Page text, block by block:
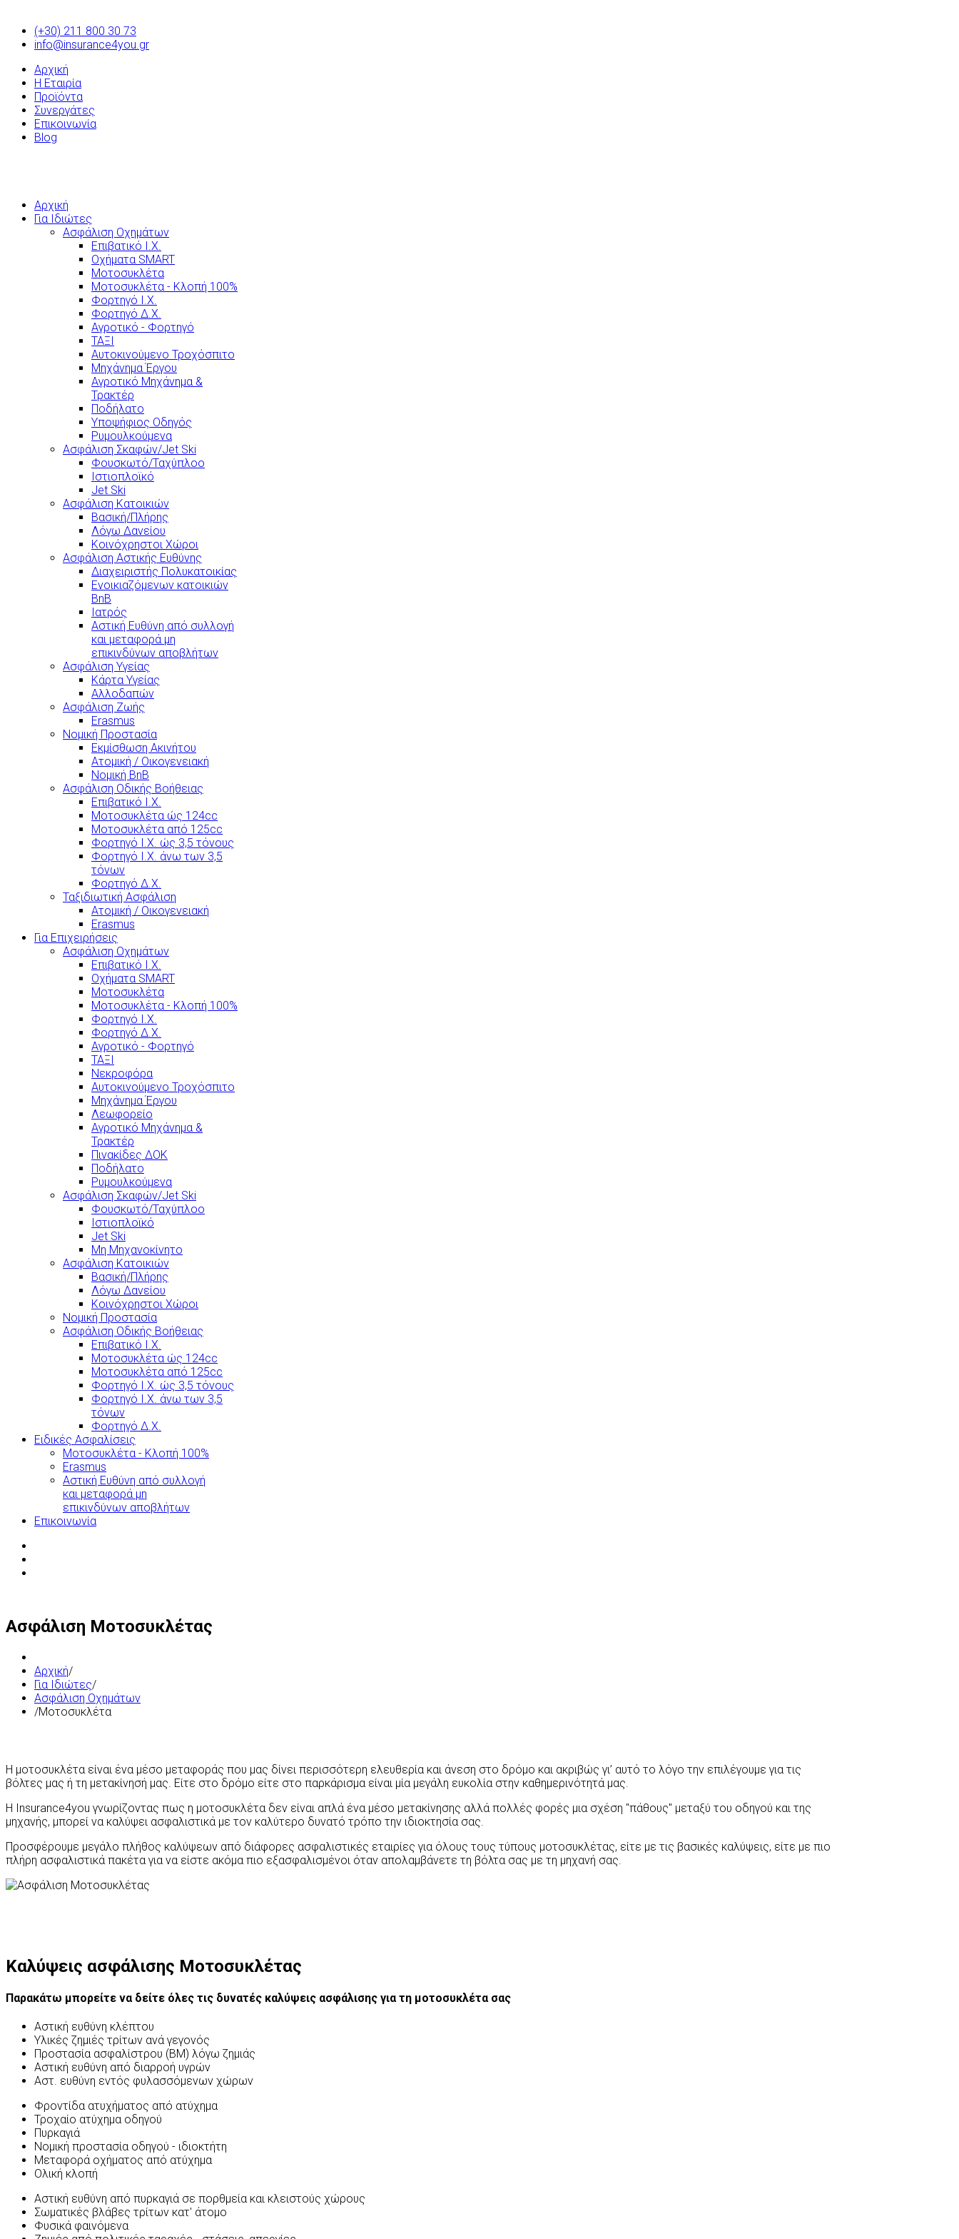
(+30) 211 800 30 73
info@insurance4you.gr
Αρχική
Η Εταιρία
Προϊόντα
Συνεργάτες
Επικοινωνία
Blog
Αρχική
Για Ιδιώτες
Ασφάλιση Οχημάτων
Επιβατικό Ι.Χ.
Οχήματα SMART
Μοτοσυκλέτα
Μοτοσυκλέτα - Κλοπή 100%
Φορτηγό Ι.Χ.
Φορτηγό Δ.Χ.
Αγροτικό - Φορτηγό
ΤΑΞΙ
Αυτοκινούμενο Τροχόσπιτο
Μηχάνημα Έργου
Αγροτικό Μηχάνημα &
Τρακτέρ
Ποδήλατο
Υποψήφιος Οδηγός
Ρυμουλκούμενα
Ασφάλιση Σκαφών/Jet Ski
Φουσκωτό/Ταχύπλοο
Ιστιοπλοϊκό
Jet Ski
Ασφάλιση Κατοικιών
Βασική/Πλήρης
Λόγω Δανείου
Κοινόχρηστοι Χώροι
Ασφάλιση Αστικής Ευθύνης
Διαχειριστής Πολυκατοικίας
Ενοικιαζόμενων κατοικιών
BnB
Ιατρός
Αστική Ευθύνη από συλλογή
και μεταφορά μη
επικινδύνων αποβλήτων
Ασφάλιση Υγείας
Κάρτα Υγείας
Αλλοδαπών
Ασφάλιση Ζωής
Erasmus
Νομική Προστασία
Εκμίσθωση Ακινήτου
Ατομική / Οικογενειακή
Νομική BnB
Ασφάλιση Οδικής Βοήθειας
Επιβατικό Ι.Χ.
Μοτοσυκλέτα ώς 124cc
Μοτοσυκλέτα από 125cc
Φορτηγό Ι.Χ. ώς 3,5 τόνους
Φορτηγό Ι.Χ. άνω των 3,5
τόνων
Φορτηγό Δ.Χ.
Ταξιδιωτική Ασφάλιση
Ατομική / Οικογενειακή
Erasmus
Για Επιχειρήσεις
Ασφάλιση Οχημάτων
Επιβατικό Ι.Χ.
Οχήματα SMART
Μοτοσυκλέτα
Μοτοσυκλέτα - Κλοπή 100%
Φορτηγό Ι.Χ.
Φορτηγό Δ.Χ.
Αγροτικό - Φορτηγό
ΤΑΞΙ
Νεκροφόρα
Αυτοκινούμενο Τροχόσπιτο
Μηχάνημα Έργου
Λεωφορείο
Αγροτικό Μηχάνημα &
Τρακτέρ
Πινακίδες ΔΟΚ
Ποδήλατο
Ρυμουλκούμενα
Ασφάλιση Σκαφών/Jet Ski
Φουσκωτό/Ταχύπλοο
Ιστιοπλοϊκό
Jet Ski
Μη Μηχανοκίνητο
Ασφάλιση Κατοικιών
Βασική/Πλήρης
Λόγω Δανείου
Κοινόχρηστοι Χώροι
Νομική Προστασία
Ασφάλιση Οδικής Βοήθειας
Επιβατικό Ι.Χ.
Μοτοσυκλέτα ώς 124cc
Μοτοσυκλέτα από 125cc
Φορτηγό Ι.Χ. ώς 3,5 τόνους
Φορτηγό Ι.Χ. άνω των 3,5
τόνων
Φορτηγό Δ.Χ.
Ειδικές Ασφαλίσεις
Μοτοσυκλέτα - Κλοπή 100%
Erasmus
Αστική Ευθύνη από συλλογή
και μεταφορά μη
επικινδύνων αποβλήτων
Επικοινωνία
Ασφάλιση Μοτοσυκλέτας
Αρχική/
Για Ιδιώτες/
Ασφάλιση Οχημάτων
/Μοτοσυκλέτα
Η μοτοσυκλέτα είναι ένα μέσο μεταφοράς που μας δίνει περισσότερη ελευθερία και άνεση στο δρόμο και ακριβώς γι’ αυτό το λόγο την επιλέγουμε για τις
βόλτες μας ή τη μετακίνησή μας. Είτε στο δρόμο είτε στο παρκάρισμα είναι μία μεγάλη ευκολία στην καθημερινότητά μας.
Η Insurance4you γνωρίζοντας πως η μοτοσυκλέτα δεν είναι απλά ένα μέσο μετακίνησης αλλά πολλές φορές μια σχέση "πάθους" μεταξύ του οδηγού και της
μηχανής, μπορεί να καλύψει ασφαλιστικά με τον καλύτερο δυνατό τρόπο την ιδιοκτησία σας.
Προσφέρουμε μεγάλο πλήθος καλύψεων από διάφορες ασφαλιστικές εταιρίες για όλους τους τύπους μοτοσυκλέτας, είτε με τις βασικές καλύψεις, είτε με πιο
πλήρη ασφαλιστικά πακέτα για να είστε ακόμα πιο εξασφαλισμένοι όταν απολαμβάνετε τη βόλτα σας με τη μηχανή σας.
Καλύψεις ασφάλισης Μοτοσυκλέτας
Παρακάτω μπορείτε να δείτε όλες τις δυνατές καλύψεις ασφάλισης για τη μοτοσυκλέτα σας
Αστική ευθύνη κλέπτου
Υλικές ζημιές τρίτων ανά γεγονός
Προστασία ασφαλίστρου (ΒΜ) λόγω ζημιάς
Αστική ευθύνη από διαρροή υγρών
Αστ. ευθύνη εντός φυλασσόμενων χώρων
Φροντίδα ατυχήματος από ατύχημα
Τροχαίο ατύχημα οδηγού
Πυρκαγιά
Νομική προστασία οδηγού - ιδιοκτήτη
Μεταφορά οχήματος από ατύχημα
Ολική κλοπή
Αστική ευθύνη από πυρκαγιά σε πορθμεία και κλειστούς χώρους
Σωματικές βλάβες τρίτων κατ' άτομο
Φυσικά φαινόμενα